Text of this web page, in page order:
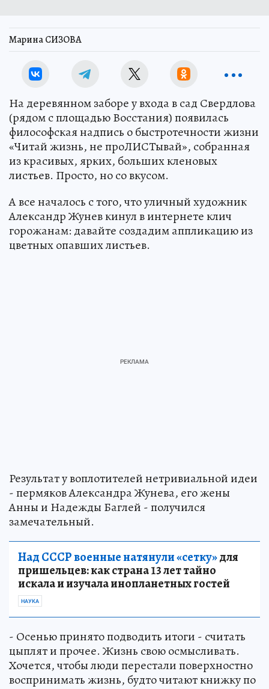
Марина СИЗОВА
На деревянном заборе у входа в сад Свердлова
(рядом с площадью Восстания) появилась
философская надпись о быстротечности жизни
«Читай жизнь, не проЛИСТывай», собранная
из красивых, ярких, больших кленовых
листьев. Просто, но со вкусом.
А все началось с того, что уличный художник
Александр Жунев кинул в интернете клич
горожанам: давайте создадим аппликацию из
цветных опавших листьев.
Результат у воплотителей нетривиальной идеи
- пермяков Александра Жунева, его жены
Анны и Надежды Баглей - получился
замечательный.
Над СССР военные натянули «сетку»для
пришельцев: как страна 13 лет тайно
искала и изучала инопланетных гостей
НАУКА
- Осенью принято подводить итоги - считать
цыплят и прочее. Жизнь свою осмысливать.
Хочется, чтобы люди перестали поверхностно
воспринимать жизнь, будто читают книжку по